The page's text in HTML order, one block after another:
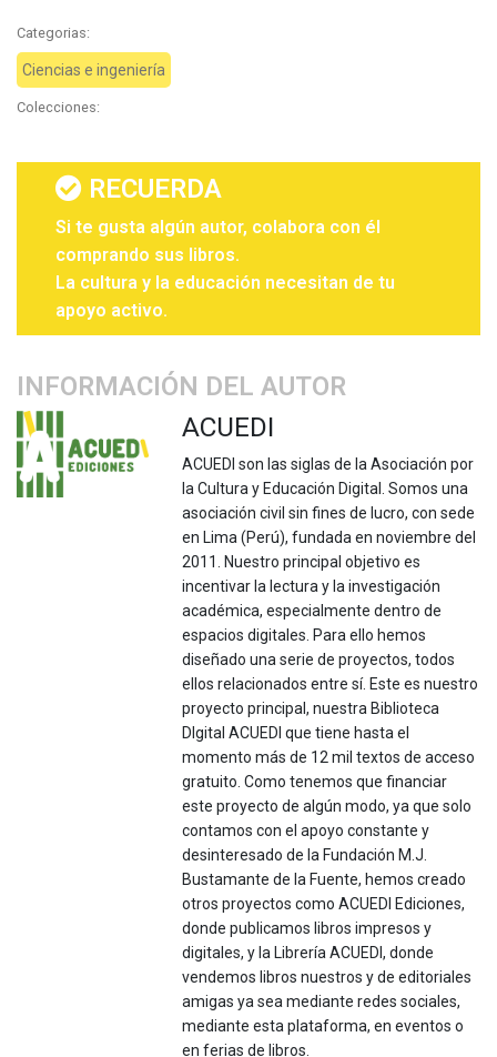
Categorias:
Ciencias e ingeniería
Colecciones:
RECUERDA
Si te gusta algún autor, colabora con él
comprando sus libros.
La cultura y la educación necesitan de tu
apoyo activo.
INFORMACIÓN DEL AUTOR
ACUEDI
ACUEDI son las siglas de la Asociación por
la Cultura y Educación Digital. Somos una
asociación civil sin fines de lucro, con sede
en Lima (Perú), fundada en noviembre del
2011. Nuestro principal objetivo es
incentivar la lectura y la investigación
académica, especialmente dentro de
espacios digitales. Para ello hemos
diseñado una serie de proyectos, todos
ellos relacionados entre sí. Este es nuestro
proyecto principal, nuestra Biblioteca
DIgital ACUEDI que tiene hasta el
momento más de 12 mil textos de acceso
gratuito. Como tenemos que financiar
este proyecto de algún modo, ya que solo
contamos con el apoyo constante y
desinteresado de la Fundación M.J.
Bustamante de la Fuente, hemos creado
otros proyectos como ACUEDI Ediciones,
donde publicamos libros impresos y
digitales, y la Librería ACUEDI, donde
vendemos libros nuestros y de editoriales
amigas ya sea mediante redes sociales,
mediante esta plataforma, en eventos o
en ferias de libros.